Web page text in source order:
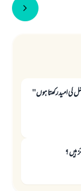
کی امیدرکھتا ہوں"
ہيں ؟